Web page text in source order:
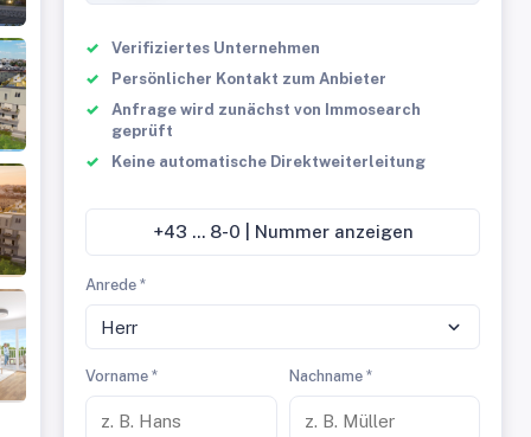
Verifiziertes Unternehmen
Persönlicher Kontakt zum Anbieter
Anfrage wird zunächst von Immosearch
geprüft
Keine automatische Direktweiterleitung
+43 ... 8-0 | Nummer anzeigen
Anrede *
Herr
Vorname * Nachname *